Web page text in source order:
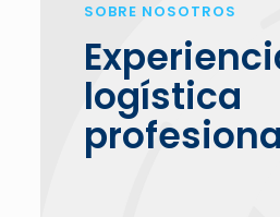
SOBRE NOSOTROS
logística